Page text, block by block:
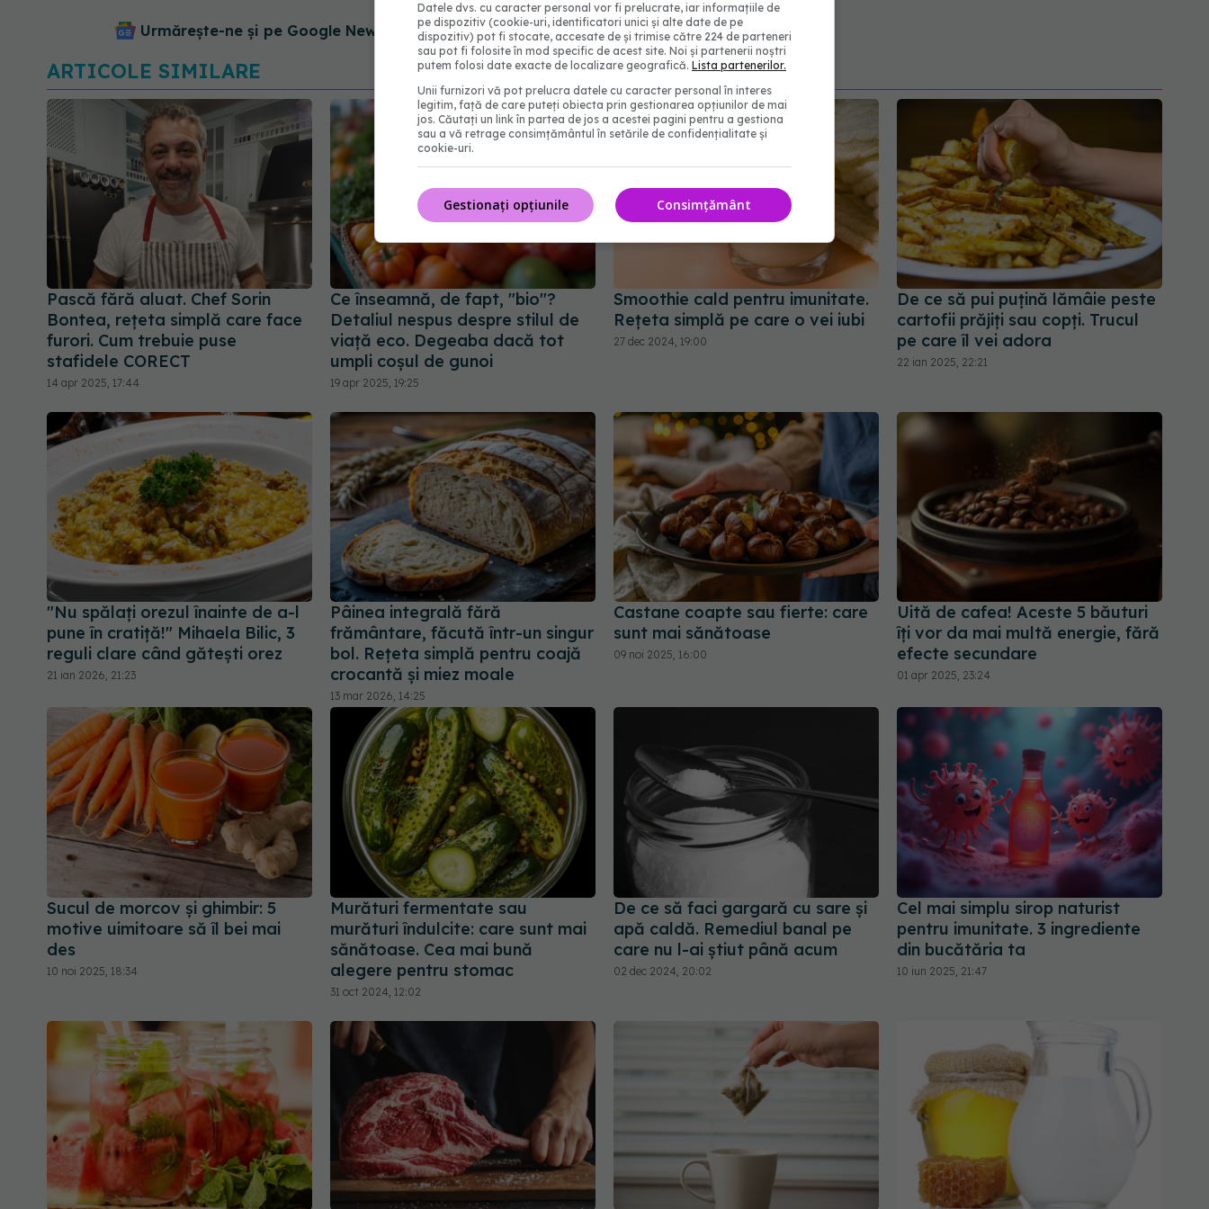
Urmărește-ne și pe Google News - abonează‑te!
ARTICOLE SIMILARE
Pască fără aluat. Chef Sorin
Bontea, rețeta simplă care face
furori. Cum trebuie puse
stafidele CORECT
14 apr 2025, 17:44
Ce înseamnă, de fapt, "bio"?
Detaliul nespus despre stilul de
viață eco. Degeaba dacă tot
umpli coșul de gunoi
19 apr 2025, 19:25
Smoothie cald pentru imunitate.
Rețeta simplă pe care o vei iubi
27 dec 2024, 19:00
De ce să pui puțină lămâie peste
cartofii prăjiți sau copți. Trucul
pe care îl vei adora
22 ian 2025, 22:21
"Nu spălați orezul înainte de a-l
pune în cratiță!" Mihaela Bilic, 3
reguli clare când gătești orez
21 ian 2026, 21:23
Pâinea integrală fără
frământare, făcută într-un singur
bol. Rețeta simplă pentru coajă
crocantă și miez moale
13 mar 2026, 14:25
Castane coapte sau fierte: care
sunt mai sănătoase
09 noi 2025, 16:00
Uită de cafea! Aceste 5 băuturi
îți vor da mai multă energie, fără
efecte secundare
01 apr 2025, 23:24
Sucul de morcov și ghimbir: 5
motive uimitoare să îl bei mai
des
10 noi 2025, 18:34
Murături fermentate sau
murături îndulcite: care sunt mai
sănătoase. Cea mai bună
alegere pentru stomac
31 oct 2024, 12:02
De ce să faci gargară cu sare și
apă caldă. Remediul banal pe
care nu l-ai știut până acum
02 dec 2024, 20:02
Cel mai simplu sirop naturist
pentru imunitate. 3 ingrediente
din bucătăria ta
10 iun 2025, 21:47
Datele dvs. cu caracter personal vor fi prelucrate, iar informațiile de
pe dispozitiv (cookie-uri, identificatori unici și alte date de pe
dispozitiv) pot fi stocate, accesate de și trimise către 224 de parteneri
sau pot fi folosite în mod specific de acest site. Noi și partenerii noștri
putem folosi date exacte de localizare geografică. Lista partenerilor.
Unii furnizori vă pot prelucra datele cu caracter personal în interes
legitim, față de care puteți obiecta prin gestionarea opțiunilor de mai
jos. Căutați un link în partea de jos a acestei pagini pentru a gestiona
sau a vă retrage consimțământul în setările de confidențialitate și
cookie-uri.
Consimțământ
Gestionați opțiunile